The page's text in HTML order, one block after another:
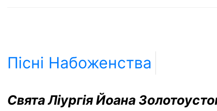
Пісні Набоженства
Свята Ліургія Йоана